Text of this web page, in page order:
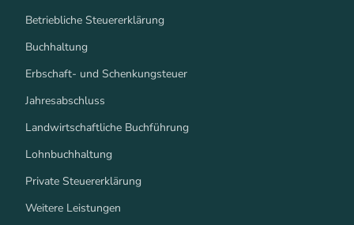
Betriebliche Steuererklärung
Buchhaltung
Erbschaft- und Schenkungsteuer
Jahresabschluss
Landwirtschaftliche Buchführung
Lohnbuchhaltung
Private Steuererklärung
Weitere Leistungen